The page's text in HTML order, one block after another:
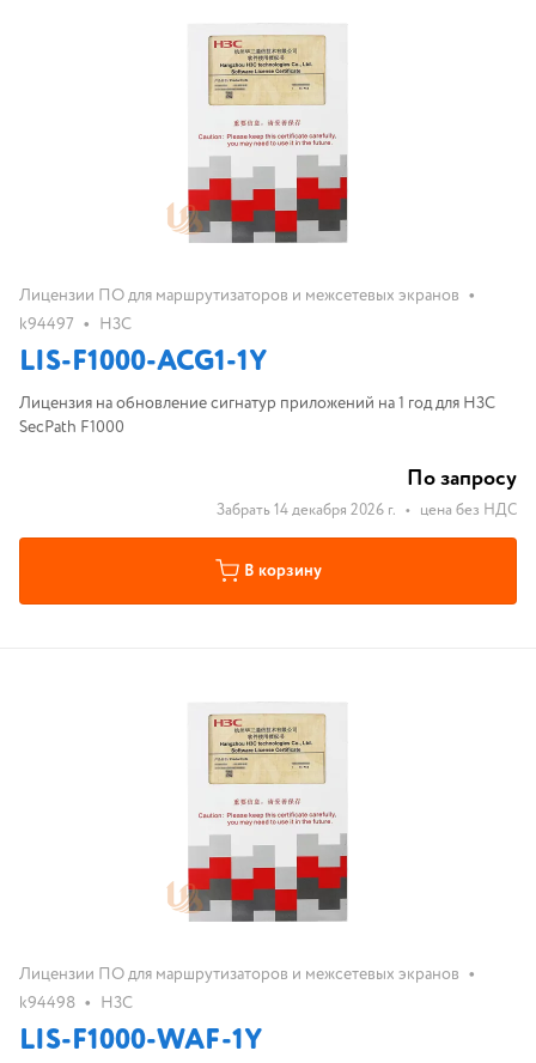
Лицензии ПО для маршрутизаторов и межсетевых экранов •
k94497 • H3C
LIS-F1000-ACG1-1Y
Лицензия на обновление сигнатур приложений на 1 год для H3C
SecPath F1000
По запросу
Забрать 14 декабря 2026 г. • цена без НДС
В корзину
Лицензии ПО для маршрутизаторов и межсетевых экранов •
k94498 • H3C
LIS-F1000-WAF-1Y